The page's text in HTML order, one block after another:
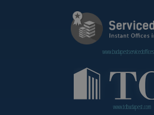
www.tclbudapest.com